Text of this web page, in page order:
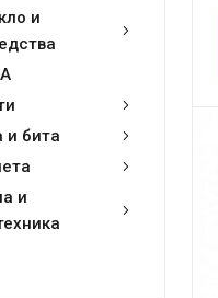
и
и бита
и